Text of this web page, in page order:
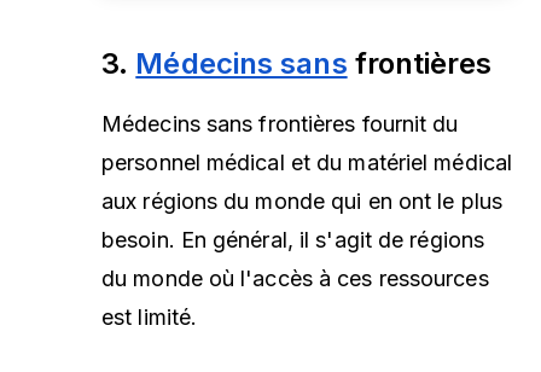
3. Médecins sans frontières
Médecins sans frontières fournit du
personnel médical et du matériel médical
aux régions du monde qui en ont le plus
besoin. En général, il s'agit de régions
du monde où l'accès à ces ressources
est limité.